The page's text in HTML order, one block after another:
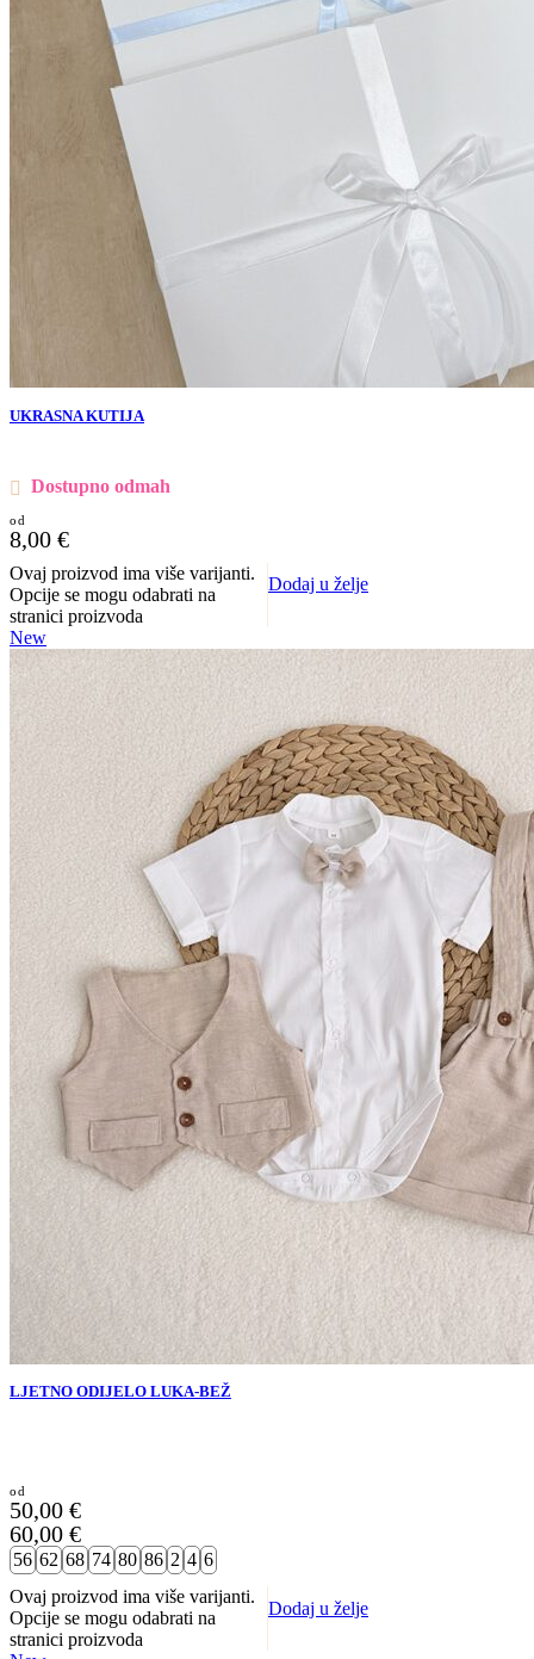
UKRASNA KUTIJA
Dostupno odmah
8,00 €
Ovaj proizvod ima više varijanti.
Opcije se mogu odabrati na
stranici proizvoda
Dodaj u želje
New
LJETNO ODIJELO LUKA-BEŽ
50,00 €
60,00 €
56 62 68 74 80 86 2 4 6
Ovaj proizvod ima više varijanti.
Opcije se mogu odabrati na
stranici proizvoda
Dodaj u želje